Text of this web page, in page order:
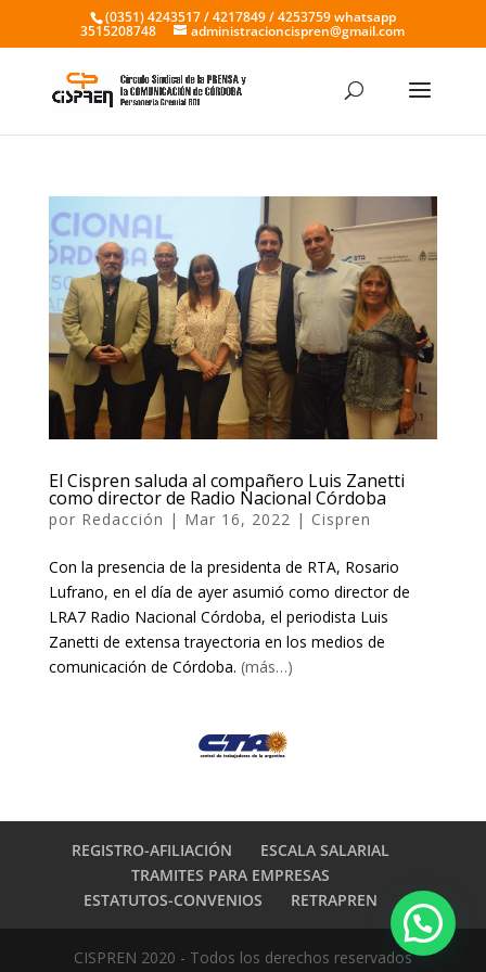
(0351) 4243517 / 4217849 / 4253759 whatsapp
3515208748 administracioncispren@gmail.com
El Cispren saluda al compañero Luis Zanetti
como director de Radio Nacional Córdoba
por Redacción | Mar 16, 2022 | Cispren
Con la presencia de la presidenta de RTA, Rosario
Lufrano, en el día de ayer asumió como director de
LRA7 Radio Nacional Córdoba, el periodista Luis
Zanetti de extensa trayectoria en los medios de
comunicación de Córdoba. (más…)
REGISTRO-AFILIACIÓN
ESCALA SALARIAL
TRAMITES PARA EMPRESAS
ESTATUTOS-CONVENIOS
RETRAPREN
CISPREN 2020 - Todos los derechos reservados